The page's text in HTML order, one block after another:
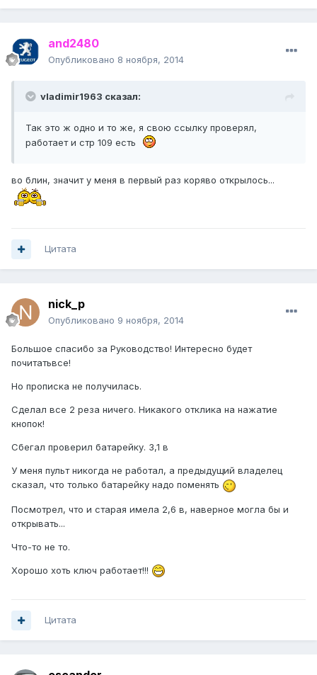
and2480
Опубликовано 8 ноября, 2014
vladimir1963 сказал:
Так это ж одно и то же, я свою ссылку проверял,
работает и стр 109 есть
во блин, значит у меня в первый раз коряво открылось...
Цитата
nick_p
Опубликовано 9 ноября, 2014
Большое спасибо за Руководство! Интересно будет
почитатьвсе!
Но прописка не получилась.
Сделал все 2 реза ничего. Никакого отклика на нажатие
кнопок!
Сбегал проверил батарейку. 3,1 в
У меня пульт никогда не работал, а предыдущий владелец
сказал, что только батарейку надо поменять
Посмотрел, что и старая имела 2,6 в, наверное могла бы и
открывать...
Что-то не то.
Хорошо хоть ключ работает!!!
Цитата